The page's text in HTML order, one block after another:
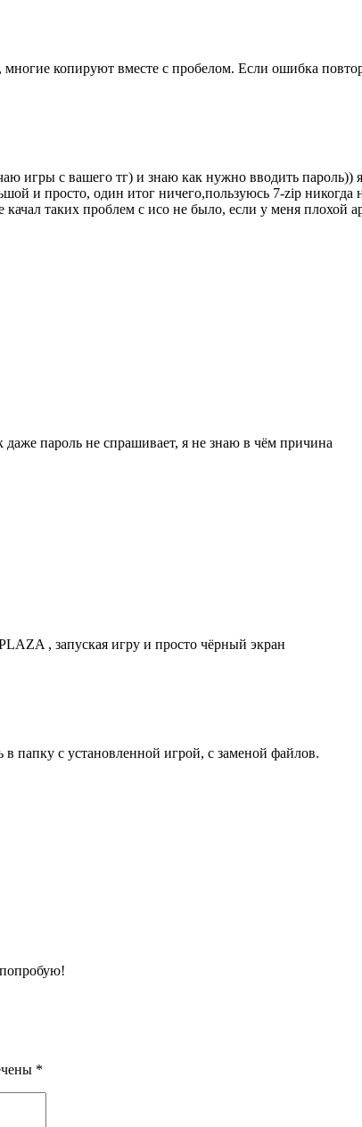
копируют вместе с пробелом. Если ошибка
игры с вашего тг) и знаю как нужно вводить
и просто, один итог ничего,пользуюсь 7-zip
таких проблем с исо не было, если у меня плохой
пароль не спрашивает, я не знаю в чём причина
, запуская игру и просто чёрный экран
папку с установленной игрой, с заменой файлов.
*